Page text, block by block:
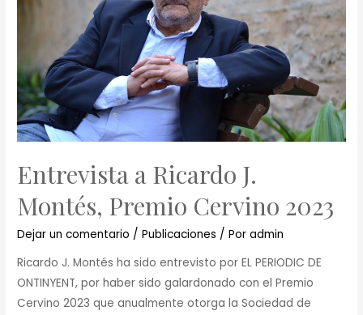
Entrevista a Ricardo J.
Montés, Premio Cervino 2023
Dejar un comentario /Publicaciones / Poradmin
Ricardo J. Montés ha sido entrevisto por EL PERIODIC DE
ONTINYENT, por haber sido galardonado con el Premio
Cervino 2023 que anualmente otorga la Sociedad de